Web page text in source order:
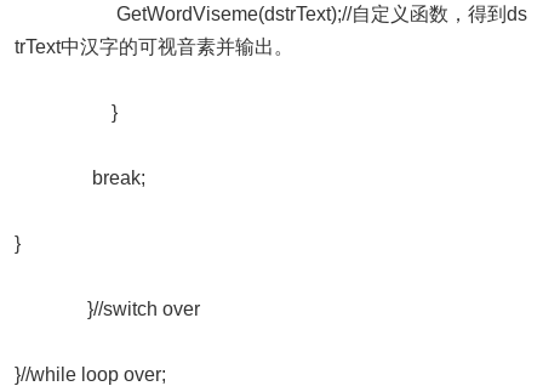
GetWordViseme(dstrText);//自定义函数，得到ds
trText中汉字的可视音素并输出。
}
break;
}
}//switch over
}//while loop over;